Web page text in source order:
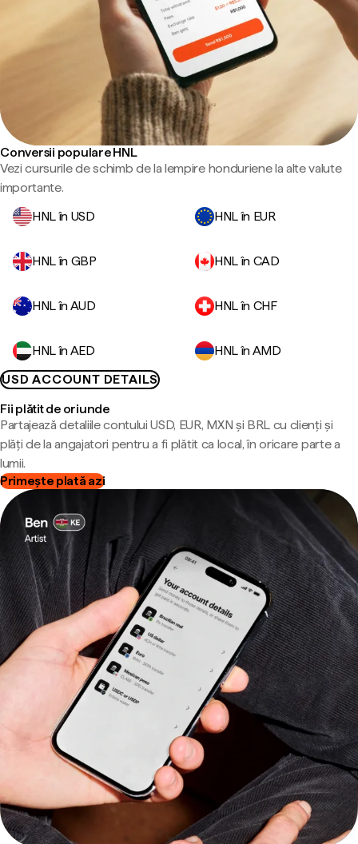
Conversii populare HNL
Vezi cursurile de schimb de la lempire honduriene la alte valute
importante.
HNL în USD
HNL în EUR
HNL în GBP HNL în CAD
HNL în AUD HNL în CHF
HNL în AED
HNL în AMD
USD ACCOUNT DETAILS
Fii plătit de oriunde
Partajează detaliile contului USD, EUR, MXN și BRL cu clienți și
plăți de la angajatori pentru a fi plătit ca local, în oricare parte a
lumii.
Primește plată azi